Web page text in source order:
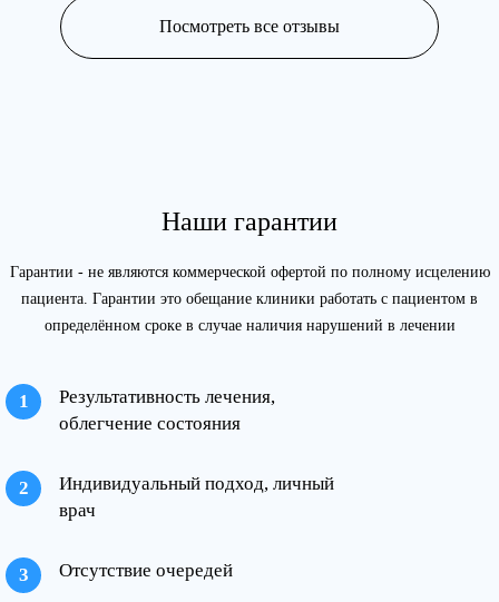
Посмотреть все отзывы
Наши гарантии
Гарантии - не являются коммерческой офертой по полному исцелению
пациента. Гарантии это обещание клиники работать с пациентом в
определённом сроке в случае наличия нарушений в лечении
Результативность лечения,
облегчение состояния
Индивидуальный подход, личный
врач
Отсутствие очередей